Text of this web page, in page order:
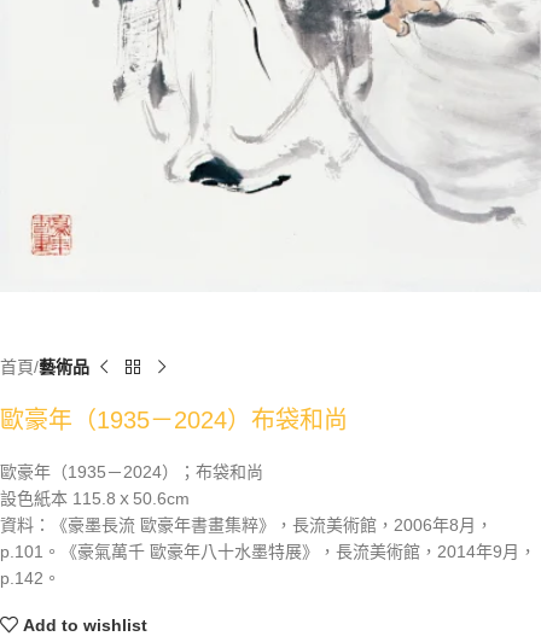
首頁 藝術品
歐豪年（1935－2024）布袋和尚
歐豪年（1935－2024）；布袋和尚
設色紙本 115.8ｘ50.6cm
資料：《豪墨長流 歐豪年書畫集粹》，長流美術館，2006年8月，
p.101。《豪氣萬千 歐豪年八十水墨特展》，長流美術館，2014年9月，
p.142。
Add to wishlist